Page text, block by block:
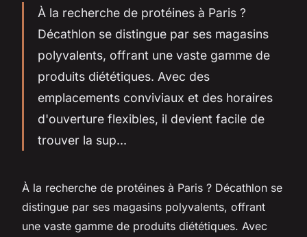
À la recherche de protéines à Paris ?
Décathlon se distingue par ses magasins
polyvalents, offrant une vaste gamme de
produits diététiques. Avec des
emplacements conviviaux et des horaires
d'ouverture flexibles, il devient facile de
trouver la sup...
À la recherche de protéines à Paris ? Décathlon se
distingue par ses magasins polyvalents, offrant
une vaste gamme de produits diététiques. Avec